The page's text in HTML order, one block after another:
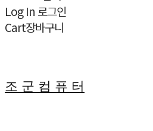
Log In 로그인
Cart장바구니
조 군 컴 퓨 터